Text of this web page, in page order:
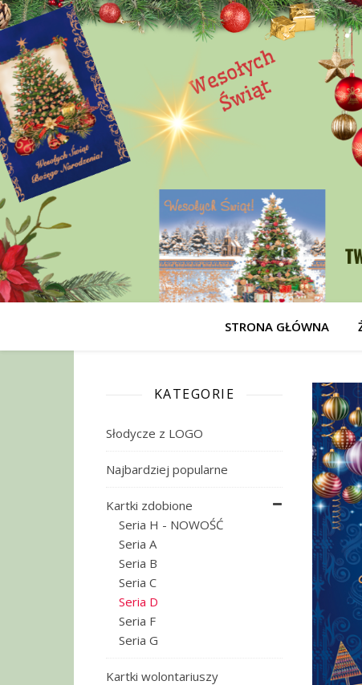
STRONA GŁÓWNA
KATEGORIE
Słodycze z LOGO
Najbardziej popularne
Kartki zdobione
Seria H - NOWOŚĆ
Seria A
Seria B
Seria C
Seria D
Seria F
Seria G
Kartki wolontariuszy